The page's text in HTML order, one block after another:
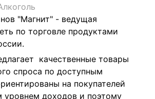
"Магнит" - ведущая
по торговле продуктами
качественные товары
спроса по доступным
на покупателей
уровнем доходов и поэтому